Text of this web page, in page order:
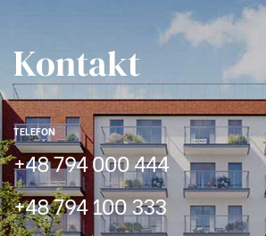
Kontakt
TELEFON
+48 794 000 444
+48 794 100 333